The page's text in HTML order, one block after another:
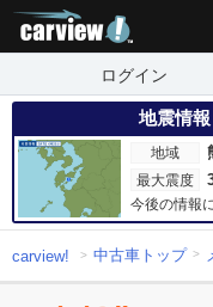
ログイン
地震情報
地域
最大震度
今後の情報
carview! 中古車トップ